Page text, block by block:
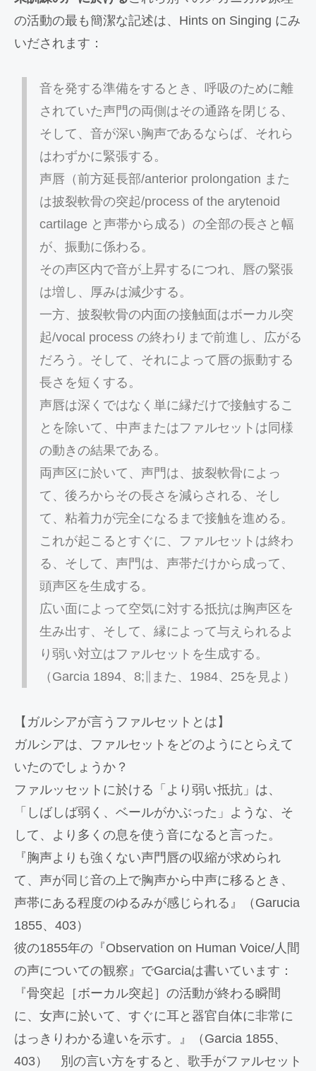
の活動の最も簡潔な記述は、Hints on Singing にみ
いだされます：
音を発する準備をするとき、呼吸のために離
されていた声門の両側はその通路を閉じる、
そして、音が深い胸声であるならば、それら
はわずかに緊張する。
声唇（前方延長部/anterior prolongation また
は披裂軟骨の突起/process of the arytenoid
cartilage と声帯から成る）の全部の長さと幅
が、振動に係わる。
その声区内で音が上昇するにつれ、唇の緊張
は増し、厚みは減少する。
一方、披裂軟骨の内面の接触面はボーカル突
起/vocal process の終わりまで前進し、広がる
だろう。そして、それによって唇の振動する
長さを短くする。
声唇は深くではなく単に縁だけで接触するこ
とを除いて、中声またはファルセットは同様
の動きの結果である。
両声区に於いて、声門は、披裂軟骨によっ
て、後ろからその長さを減らされる、そし
て、粘着力が完全になるまで接触を進める。
これが起こるとすぐに、ファルセットは終わ
る、そして、声門は、声帯だけから成って、
頭声区を生成する。
広い面によって空気に対する抵抗は胸声区を
生み出す、そして、縁によって与えられるよ
り弱い対立はファルセットを生成する。
（Garcia 1894、8;∥また、1984、25を見よ）
【ガルシアが言うファルセットとは】
ガルシアは、ファルセットをどのようにとらえて
いたのでしょうか？
ファルッセットに於ける「より弱い抵抗」は、
「しばしば弱く、ベールがかぶった」ような、そ
して、より多くの息を使う音になると言った。
『胸声よりも強くない声門唇の収縮が求められ
て、声が同じ音の上で胸声から中声に移るとき、
声帯にある程度のゆるみが感じられる』（Garucia
1855、403）
彼の1855年の『Observation on Human Voice/人間
の声についての観察』でGarciaは書いています：
『骨突起［ボーカル突起］の活動が終わる瞬間
に、女声に於いて、すぐに耳と器官自体に非常に
はっきりわかる違いを示す。』（Garcia 1855、
403） 別の言い方をすると、歌手がファルセット